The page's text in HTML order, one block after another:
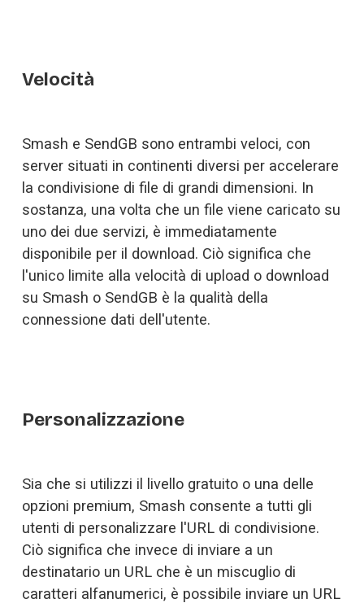
Velocità
Smash e SendGB sono entrambi veloci, con
server situati in continenti diversi per accelerare
la condivisione di file di grandi dimensioni. In
sostanza, una volta che un file viene caricato su
uno dei due servizi, è immediatamente
disponibile per il download. Ciò significa che
l'unico limite alla velocità di upload o download
su Smash o SendGB è la qualità della
connessione dati dell'utente.
Personalizzazione
Sia che si utilizzi il livello gratuito o una delle
opzioni premium, Smash consente a tutti gli
utenti di personalizzare l'URL di condivisione.
Ciò significa che invece di inviare a un
destinatario un URL che è un miscuglio di
caratteri alfanumerici, è possibile inviare un URL